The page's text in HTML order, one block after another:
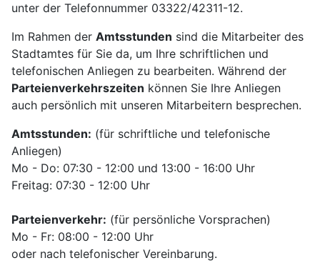
unter der Telefonnummer 03322/42311-12.
Im Rahmen der Amtsstunden sind die Mitarbeiter des
Stadtamtes für Sie da, um Ihre schriftlichen und
telefonischen Anliegen zu bearbeiten. Während der
Parteienverkehrszeiten können Sie Ihre Anliegen
auch persönlich mit unseren Mitarbeitern besprechen.
Amtsstunden: (für schriftliche und telefonische
Anliegen)
Mo - Do: 07:30 - 12:00 und 13:00 - 16:00 Uhr
Freitag: 07:30 - 12:00 Uhr
Parteienverkehr: (für persönliche Vorsprachen)
Mo - Fr: 08:00 - 12:00 Uhr
oder nach telefonischer Vereinbarung.